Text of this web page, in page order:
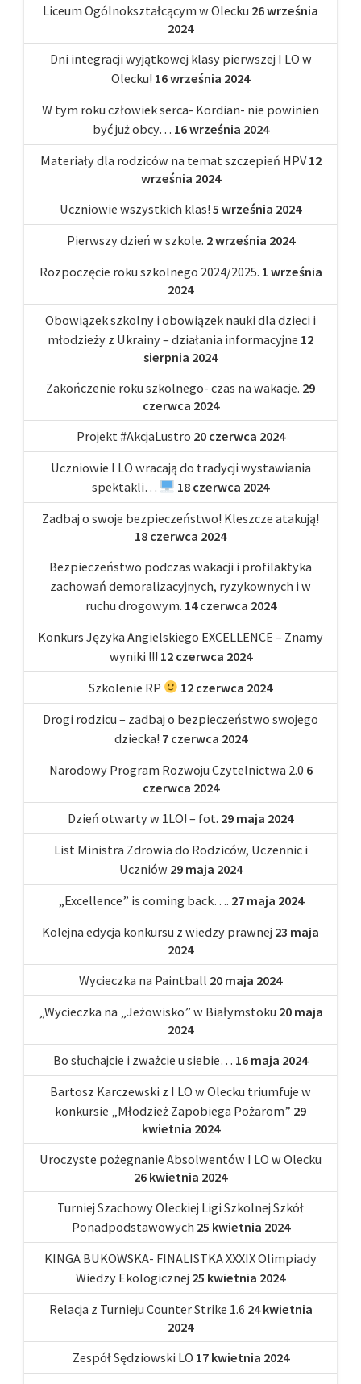
Liceum Ogólnokształcącym w Olecku 26 września
2024
Dni integracji wyjątkowej klasy pierwszej I LO w
Olecku! 16 września 2024
W tym roku człowiek serca- Kordian- nie powinien
być już obcy… 16 września 2024
Materiały dla rodziców na temat szczepień HPV 12
września 2024
Uczniowie wszystkich klas! 5 września 2024
Pierwszy dzień w szkole. 2 września 2024
Rozpoczęcie roku szkolnego 2024/2025. 1 września
2024
Obowiązek szkolny i obowiązek nauki dla dzieci i
młodzieży z Ukrainy – działania informacyjne 12
sierpnia 2024
Zakończenie roku szkolnego- czas na wakacje. 29
czerwca 2024
Projekt #AkcjaLustro 20 czerwca 2024
Uczniowie I LO wracają do tradycji wystawiania
spektakli…
18 czerwca 2024
Zadbaj o swoje bezpieczeństwo! Kleszcze atakują!
18 czerwca 2024
Bezpieczeństwo podczas wakacji i profilaktyka
zachowań demoralizacyjnych, ryzykownych i w
ruchu drogowym. 14 czerwca 2024
Konkurs Języka Angielskiego EXCELLENCE – Znamy
wyniki !!! 12 czerwca 2024
Szkolenie RP
12 czerwca 2024
Drogi rodzicu – zadbaj o bezpieczeństwo swojego
dziecka! 7 czerwca 2024
Narodowy Program Rozwoju Czytelnictwa 2.0 6
czerwca 2024
Dzień otwarty w 1LO! – fot. 29 maja 2024
List Ministra Zdrowia do Rodziców, Uczennic i
Uczniów 29 maja 2024
„Excellence” is coming back…. 27 maja 2024
Kolejna edycja konkursu z wiedzy prawnej 23 maja
2024
Wycieczka na Paintball 20 maja 2024
„Wycieczka na „Jeżowisko” w Białymstoku 20 maja
2024
Bo słuchajcie i zważcie u siebie… 16 maja 2024
Bartosz Karczewski z I LO w Olecku triumfuje w
konkursie „Młodzież Zapobiega Pożarom” 29
kwietnia 2024
Uroczyste pożegnanie Absolwentów I LO w Olecku
26 kwietnia 2024
Turniej Szachowy Oleckiej Ligi Szkolnej Szkół
Ponadpodstawowych 25 kwietnia 2024
KINGA BUKOWSKA- FINALISTKA XXXIX Olimpiady
Wiedzy Ekologicznej 25 kwietnia 2024
Relacja z Turnieju Counter Strike 1.6 24 kwietnia
2024
Zespół Sędziowski LO 17 kwietnia 2024